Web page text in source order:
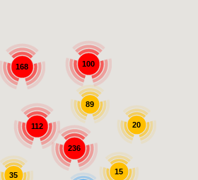
168 100
20
236
15
112
35
89